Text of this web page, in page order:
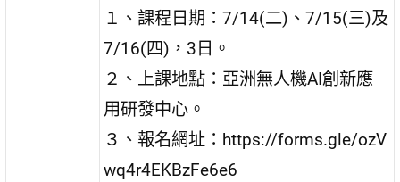
１、課程日期：7/14(二)、7/15(三)及
7/16(四)，3日。
２、上課地點：亞洲無人機AI創新應
用研發中心。
３、報名網址：https://forms.gle/ozV
wq4r4EKBzFe6e6